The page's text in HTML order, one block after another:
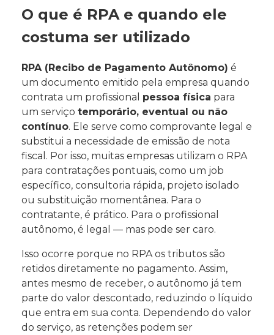
O que é RPA e quando ele
costuma ser utilizado
RPA (Recibo de Pagamento Autônomo) é
um documento emitido pela empresa quando
contrata um profissional pessoa física para
um serviço temporário, eventual ou não
contínuo. Ele serve como comprovante legal e
substitui a necessidade de emissão de nota
fiscal. Por isso, muitas empresas utilizam o RPA
para contratações pontuais, como um job
específico, consultoria rápida, projeto isolado
ou substituição momentânea. Para o
contratante, é prático. Para o profissional
autônomo, é legal — mas pode ser caro.
Isso ocorre porque no RPA os tributos são
retidos diretamente no pagamento. Assim,
antes mesmo de receber, o autônomo já tem
parte do valor descontado, reduzindo o líquido
que entra em sua conta. Dependendo do valor
do serviço, as retenções podem ser